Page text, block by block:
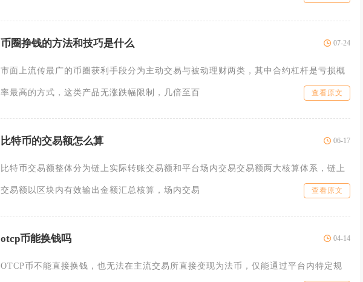
币圈挣钱的方法和技巧是什么 07-24
市面上流传最广的币圈获利手段分为主动交易与被动理财两类，其中合约杠杆是亏损概
率最高的方式，这类产品无涨跌幅限制，几倍至百 查看原文
比特币的交易额怎么算 06-17
比特币交易额整体分为链上实际转账交易额和平台场内交易交易额两大核算体系，链上
交易额以区块内有效输出金额汇总核算，场内交易 查看原文
otcp币能换钱吗 04-14
OTCP币不能直接换钱，也无法在主流交易所直接变现为法币，仅能通过平台内特定规